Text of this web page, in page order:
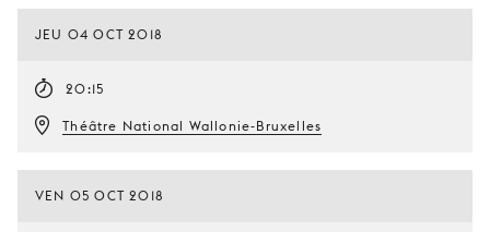
JEU 04 OCT 2018
20:15
Théâtre National Wallonie-Bruxelles
VEN 05 OCT 2018